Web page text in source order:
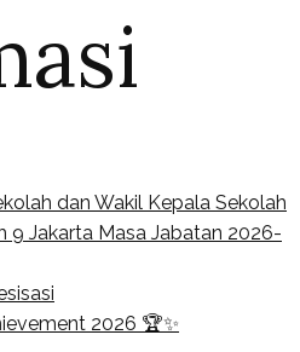
dan Wakil Kepala Sekolah
9 Jakarta Masa Jabatan 2026-
2026 🏆✨